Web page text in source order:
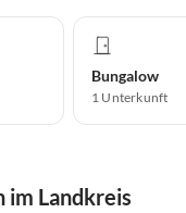
Bungalow
1 Unterkunft
im Landkreis